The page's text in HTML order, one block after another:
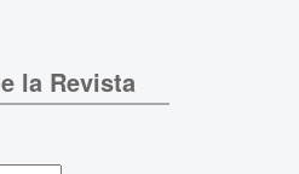
la Revista